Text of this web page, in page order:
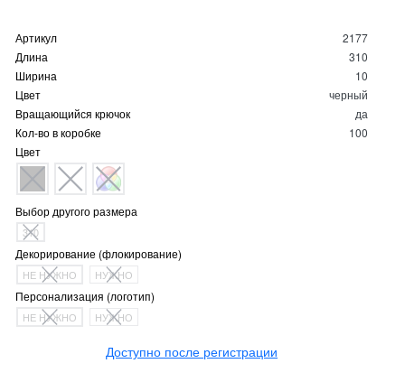
Артикул
2177
Длина
310
Ширина
10
Цвет
черный
Вращающийся крючок
да
Кол-во в коробке
100
Цвет
Выбор другого размера
310
Декорирование (флокирование)
НЕ НУЖНО НУЖНО
Персонализация (логотип)
НЕ НУЖНО НУЖНО
Доступно после регистрации